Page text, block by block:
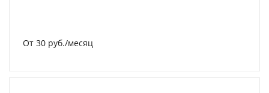
От 30 руб./месяц